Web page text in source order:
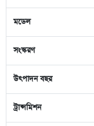
মডেল
সংস্করণ
উৎপাদন বছর
ট্রান্সমিশন